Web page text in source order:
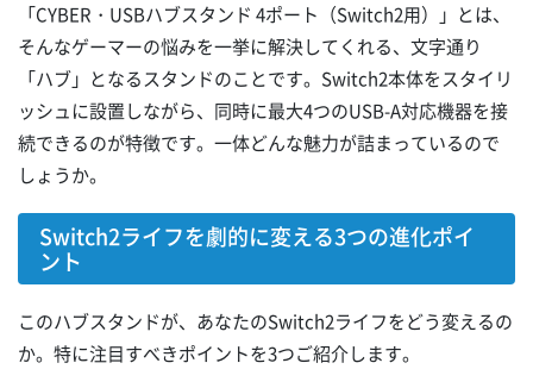
「CYBER・USBハブスタンド 4ポート（Switch2用）」とは、
そんなゲーマーの悩みを一挙に解決してくれる、文字通り
「ハブ」となるスタンドのことです。Switch2本体をスタイリ
ッシュに設置しながら、同時に最大4つのUSB-A対応機器を接
続できるのが特徴です。一体どんな魅力が詰まっているので
しょうか。
Switch2ライフを劇的に変える3つの進化ポイ
ント
このハブスタンドが、あなたのSwitch2ライフをどう変えるの
か。特に注目すべきポイントを3つご紹介します。